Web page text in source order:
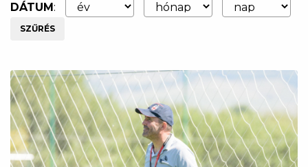
DÁTUM:
SZŰRÉS